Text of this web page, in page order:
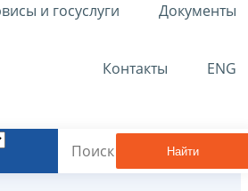
и госуслуги Документы
Контакты ENG
Найти